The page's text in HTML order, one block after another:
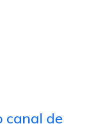
canal de